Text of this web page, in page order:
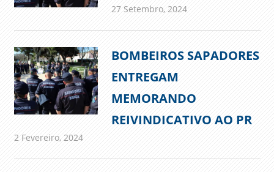
27 Setembro, 2024
BOMBEIROS SAPADORES
ENTREGAM
MEMORANDO
REIVINDICATIVO AO PR
2 Fevereiro, 2024admin
Comunicados